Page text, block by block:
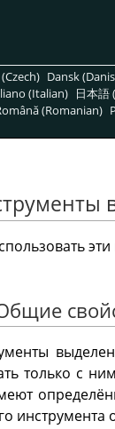
Dansk
(Italian) 日本語
(Romanian)
только с
инструмента